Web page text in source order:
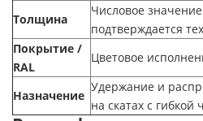
Толщина
Числовое значение
подтверждается
Покрытие /
RAL
Цветовое
Назначение
Удержание и
на скатах с гибкой